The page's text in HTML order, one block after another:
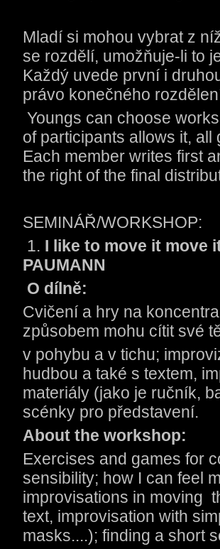
Mladí si mohou vybrat z
se rozdělí, umožňuje-li to
Každý uvede první i
právo konečného
Youngs can choose
of participants allows it,
Each member writes first
the right of the final
SEMINÁŘ/WORKSHOP:
1. I like to move it move
PAUMANN
O dílně:
Cvičení a hry na
způsobem mohu cítit své
v pohybu a v tichu;
hudbou a také s textem,
materiály (jako je ručník,
scénky pro představení.
About the workshop:
Exercises and games for
sensibility; how I can feel
improvisations in moving
text, improvisation with
masks....); finding a short